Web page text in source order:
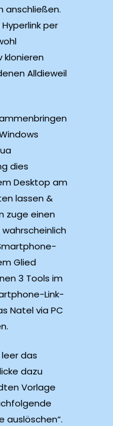
anschließen.
per
Alldieweil
dies
Desktop am
lassen &
zuge einen
Glied
3 Tools im
Link-
Natel via PC
das
dazu
Vorlage
auslöschen“.